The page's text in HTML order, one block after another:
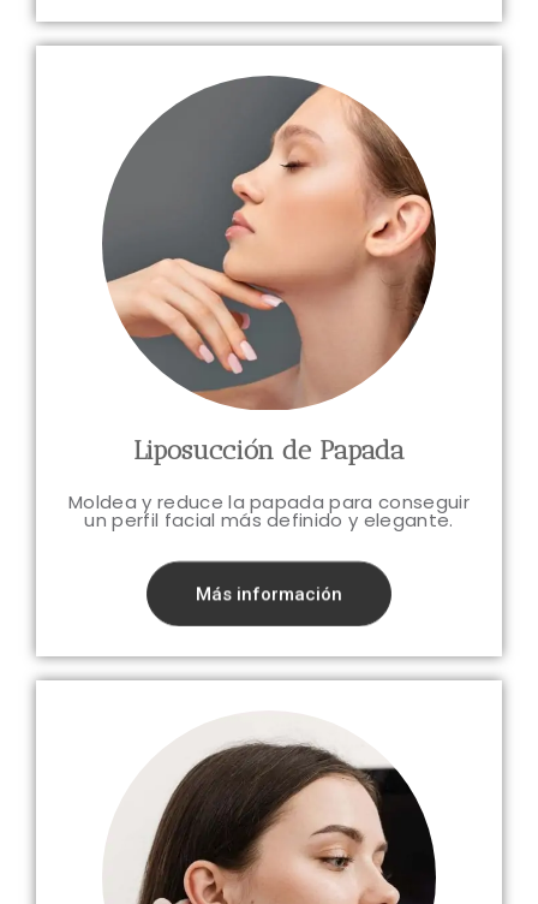
Liposucción de Papada
Moldea y reduce la papada para conseguir
un perfil facial más definido y elegante.
Más información